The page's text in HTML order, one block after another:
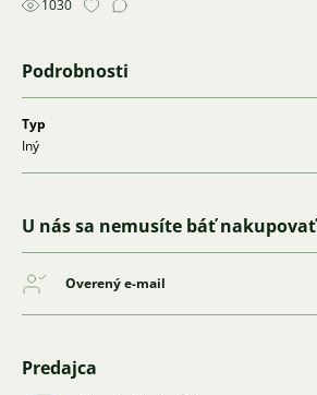
1030
Podrobnosti
Typ
Iný
U nás sa nemusíte báť nakupovať
Overený e-mail
Predajca